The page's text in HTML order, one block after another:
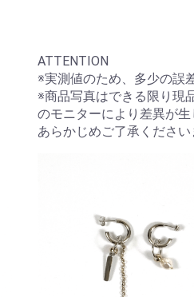
ATTENTION
※実測値のため、多少の誤
※商品写真はできる限り現
のモニターにより差異が生
あらかじめご了承ください